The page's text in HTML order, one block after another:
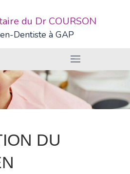
du Dr COURSON
Dentiste à GAP
DU